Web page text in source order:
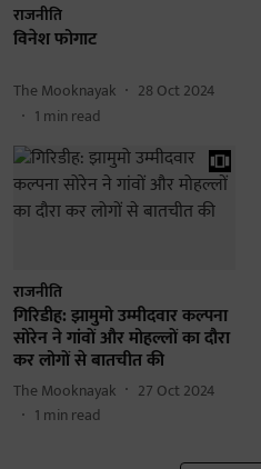
राजनीति
विनेश फोगाट
The Mooknayak
28 Oct 2024
1 min read
राजनीति
गिरिडीह: झामुमो उम्मीदवार कल्पना
सोरेन ने गांवों और मोहल्लों का दौरा
कर लोगों से बातचीत की
The Mooknayak
27 Oct 2024
1 min read